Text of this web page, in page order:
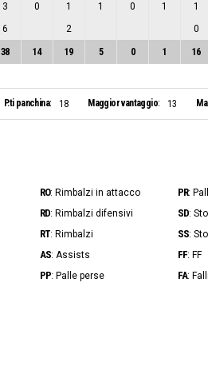
3 0 1 1 0 1 1
6 2 0
38 14 19 5 0 1 16
P.ti panchina: 18 Maggior vantaggio: 13
RO: Rimbalzi in attacco PR:
RD: Rimbalzi difensivi SD:
RT: Rimbalzi SS:
AS: Assists FF: FF
PP: Palle perse FA: